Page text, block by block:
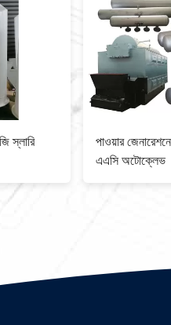
পাওয়ার জেনারেশনের জন্য
এএসি অটোক্লেভ